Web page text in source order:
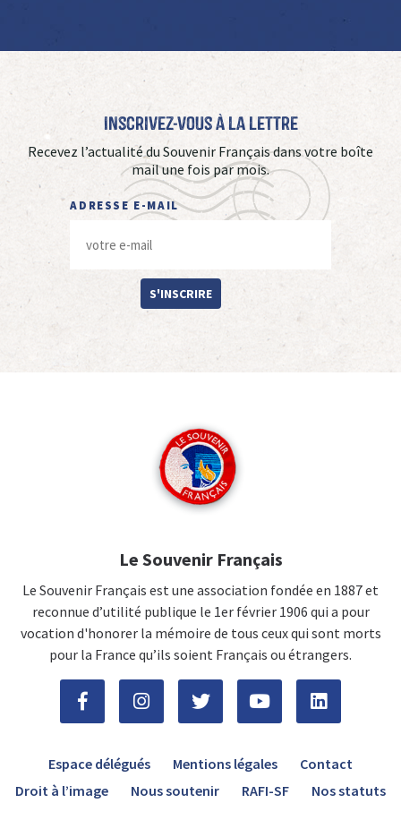
Inscrivez-vous à La Lettre
Recevez l’actualité du Souvenir Français dans votre boîte
mail une fois par mois.
ADRESSE E-MAIL
S'INSCRIRE
Le Souvenir Français
Le Souvenir Français est une association fondée en 1887 et
reconnue d’utilité publique le 1er février 1906 qui a pour
vocation d'honorer la mémoire de tous ceux qui sont morts
pour la France qu’ils soient Français ou étrangers.
Espace délégués Mentions légales
Contact
Droit à l’image
Nous soutenir RAFI-SF Nos statuts